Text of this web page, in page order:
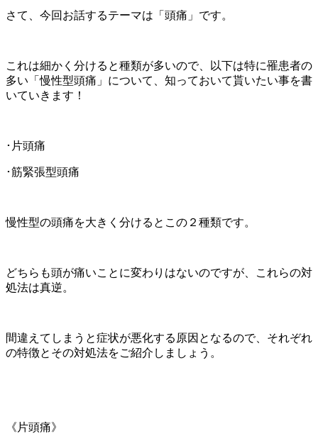
さて、今回お話するテーマは「頭痛」です。
これは細かく分けると種類が多いので、以下は特に罹患者の
多い「慢性型頭痛」について、知っておいて貰いたい事を書
いていきます！
･片頭痛
･筋緊張型頭痛
慢性型の頭痛を大きく分けるとこの２種類です。
どちらも頭が痛いことに変わりはないのですが、これらの対
処法は真逆。
間違えてしまうと症状が悪化する原因となるので、それぞれ
の特徴とその対処法をご紹介しましょう。
《片頭痛》